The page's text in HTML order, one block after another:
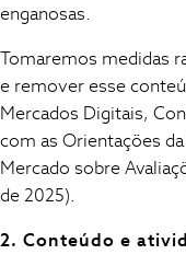
12-14 Years
All Clothing
Babygrows
Bodysuits &
Coats &
Dresses
Knitwear
enganosas.
Tomaremos medidas
e remover esse
Mercados Digitais,
com as Orientações
Mercado sobre
de 2025).
2. Conteúdo e